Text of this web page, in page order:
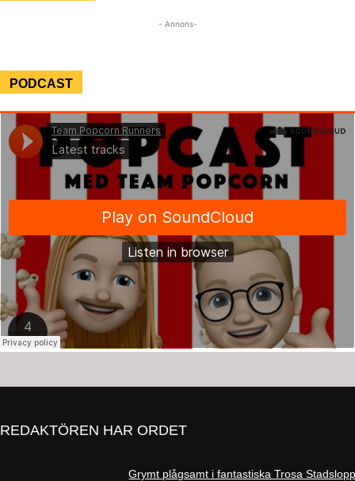
- Annons-
PODCAST
REDAKTÖREN HAR ORDET
Grymt plågsamt i fantastiska Trosa